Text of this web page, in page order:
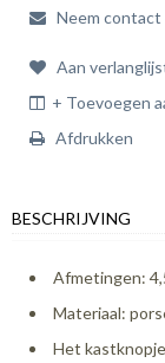
Neem
Aan
+ Toevoegen
Afdrukken
BESCHRIJVING
Afmetingen:
Materiaal:
Het